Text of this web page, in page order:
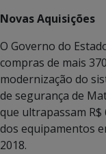
Novas Aquisições
O Governo do
compras de mais
modernização do
de segurança de
que ultrapassam R$
dos equipamentos
2018.